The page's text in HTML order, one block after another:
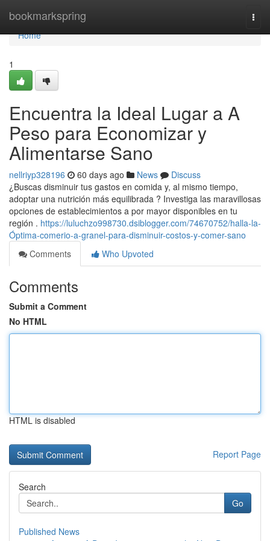
bookmarkspring
Home
Home
1
Encuentra la Ideal Lugar a A
Peso para Economizar y
Alimentarse Sano
nellriyp328196 60 days ago News
Discuss
¿Buscas disminuir tus gastos en comida y, al mismo tiempo,
adoptar una nutrición más equilibrada ? Investiga las maravillosas
opciones de establecimientos a por mayor disponibles en tu
región . https://luluchzo998730.dsiblogger.com/74670752/halla-la-
Óptima-comerio-a-granel-para-disminuir-costos-y-comer-sano
Comments
Who Upvoted
Comments
Submit a Comment
No HTML
HTML is disabled
Report Page
Search
Go
Published News